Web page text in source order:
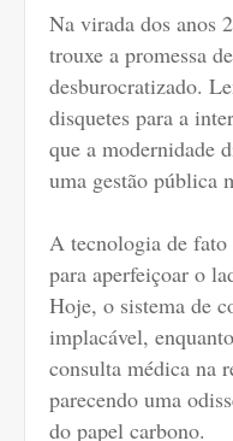
Na virada dos anos
trouxe a promessa
desburocratizado.
disquetes para a
que a modernidade
uma gestão pública
A tecnologia de fato
para aperfeiçoar o
Hoje, o sistema de
implacável,
consulta médica na
parecendo uma
do papel carbono.